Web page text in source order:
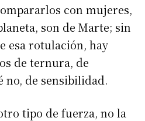
con mujeres,
son de Marte; sin
esa rotulación, hay
de ternura, de
no, de sensibilidad.
tipo de fuerza, no la